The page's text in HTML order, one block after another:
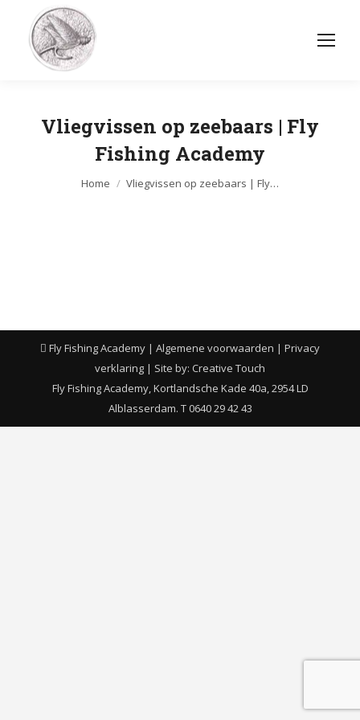
Vliegvissen op zeebaars | Fly
Fishing Academy
Je bent hier:
Home Vliegvissen op zeebaars | Fly…
Fly Fishing Academy | Algemene voorwaarden | Privacy
verklaring | Site by: Creative Touch
Fly Fishing Academy, Kortlandsche Kade 40a, 2954 LD
Alblasserdam. T 0640 29 42 43